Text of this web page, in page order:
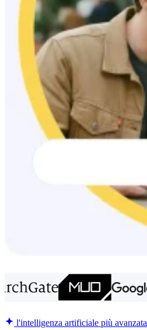
l'intelligenza artificiale più avanzata